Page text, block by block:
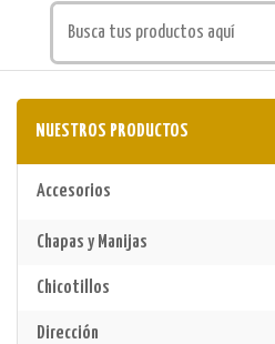
NUESTROS PRODUCTOS
Accesorios
Chapas y Manijas
Chicotillos
Dirección